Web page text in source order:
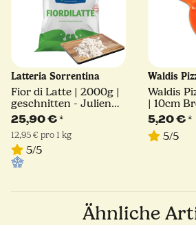
Latteria Sorrentina
Fior di Latte | 2000g |
geschnitten - Julienne
Schnitt | Latteria
Sorrentina
25,90 €*
12,95 € pro 1 kg
5/5
Waldis
Waldis
| 10cm
5,20 €*
5/5
Ähnliche